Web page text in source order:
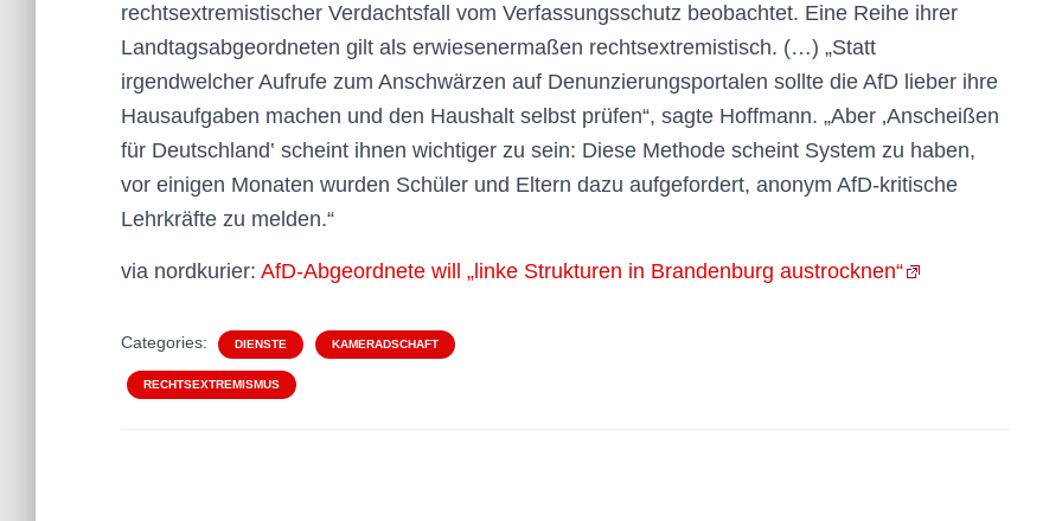
rechtsextremistischer Verdachtsfall vom Verfassungsschutz beobachtet. Eine Reihe ihrer
Landtagsabgeordneten gilt als erwiesenermaßen rechtsextremistisch. (…) „Statt
irgendwelcher Aufrufe zum Anschwärzen auf Denunzierungsportalen sollte die AfD lieber ihre
Hausaufgaben machen und den Haushalt selbst prüfen“, sagte Hoffmann. „Aber ‚Anscheißen
für Deutschland‛ scheint ihnen wichtiger zu sein: Diese Methode scheint System zu haben,
vor einigen Monaten wurden Schüler und Eltern dazu aufgefordert, anonym AfD-kritische
Lehrkräfte zu melden.“
via nordkurier: AfD-Abgeordnete will „linke Strukturen in Brandenburg austrocknen“
Categories: DIENSTE KAMERADSCHAFT
RECHTSEXTREMISMUS